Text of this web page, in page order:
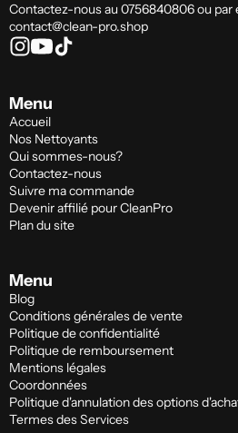
Contactez-nous au 0756840806 ou par
contact@clean-pro.shop
Menu
Accueil
Nos Nettoyants
Qui sommes-nous?
Contactez-nous
Suivre ma commande
Devenir affilié pour CleanPro
Plan du site
Menu
Blog
Conditions générales de vente
Politique de confidentialité
Politique de remboursement
Mentions légales
Coordonnées
Politique d'annulation des options
Termes des Services